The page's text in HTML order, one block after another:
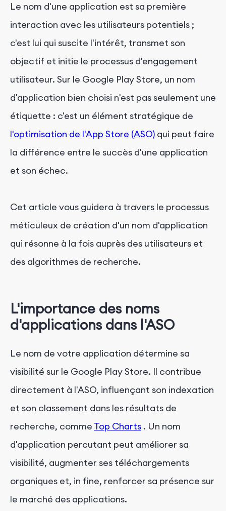
Amélioration : un processus continu
Conclusion
Le nom d'une application est sa première
interaction avec les utilisateurs potentiels ;
c'est lui qui suscite l'intérêt, transmet son
objectif et initie le processus d'engagement
utilisateur. Sur le Google Play Store, un nom
d'application bien choisi n'est pas seulement une
étiquette : c'est un élément stratégique de
l'optimisation de l'App Store (ASO) qui peut faire
la différence entre le succès d'une application
et son échec.
Cet article vous guidera à travers le processus
méticuleux de création d'un nom d'application
qui résonne à la fois auprès des utilisateurs et
des algorithmes de recherche.
L'importance des noms
d'applications dans l'ASO
Le nom de votre application détermine sa
visibilité sur le Google Play Store. Il contribue
directement à l'ASO, influençant son indexation
et son classement dans les résultats de
recherche, comme Top Charts . Un nom
d'application percutant peut améliorer sa
visibilité, augmenter ses téléchargements
organiques et, in fine, renforcer sa présence sur
le marché des applications.